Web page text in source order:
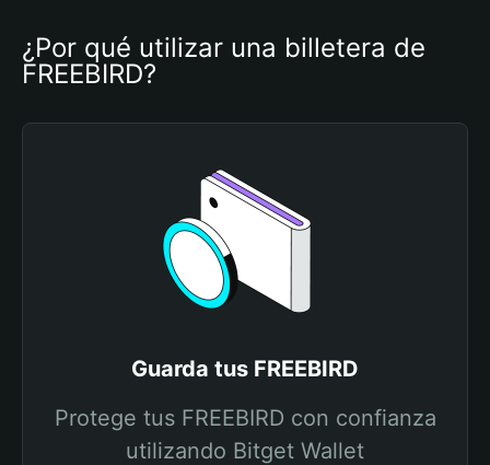
¿Por qué utilizar una billetera de
FREEBIRD?
Guarda tus FREEBIRD
Protege tus FREEBIRD con confianza
utilizando Bitget Wallet